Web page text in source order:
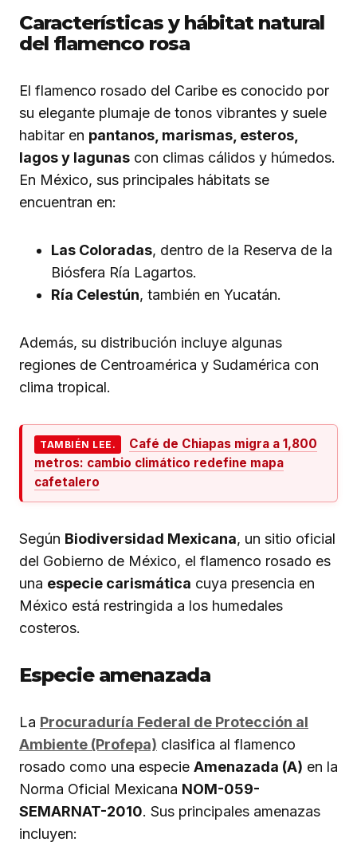
Características y hábitat natural
del flamenco rosa
El flamenco rosado del Caribe es conocido por
su elegante plumaje de tonos vibrantes y suele
habitar en pantanos, marismas, esteros,
lagos y lagunas con climas cálidos y húmedos.
En México, sus principales hábitats se
encuentran en:
Las Coloradas, dentro de la Reserva de la
Biósfera Ría Lagartos.
Ría Celestún, también en Yucatán.
Además, su distribución incluye algunas
regiones de Centroamérica y Sudamérica con
clima tropical.
TAMBIÉN LEE.
Café de Chiapas migra a 1,800
metros: cambio climático redefine mapa
cafetalero
Según Biodiversidad Mexicana, un sitio oficial
del Gobierno de México, el flamenco rosado es
una especie carismática cuya presencia en
México está restringida a los humedales
costeros.
Especie amenazada
La Procuraduría Federal de Protección al
Ambiente (Profepa) clasifica al flamenco
rosado como una especie Amenazada (A) en la
Norma Oficial Mexicana NOM-059-
SEMARNAT-2010. Sus principales amenazas
incluyen: